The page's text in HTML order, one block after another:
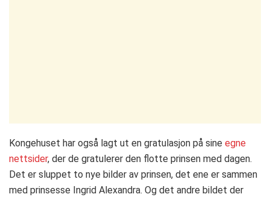
Kongehuset har også lagt ut en gratulasjon på sine egne
nettsider, der de gratulerer den flotte prinsen med dagen.
Det er sluppet to nye bilder av prinsen, det ene er sammen
med prinsesse Ingrid Alexandra. Og det andre bildet der